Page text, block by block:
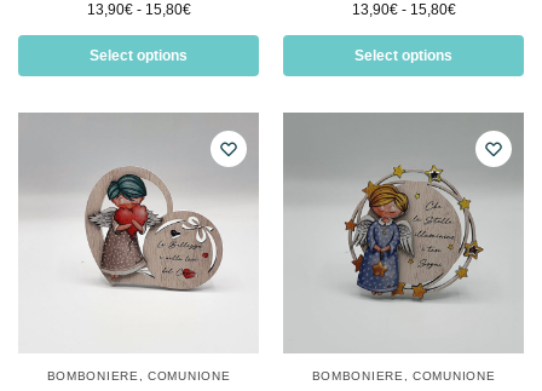
13,90€ - 15,80€
Select options
13,90€ - 15,80€
Select options
BOMBONIERE ,COMUNIONE BOMBONIERE ,COMUNIONE